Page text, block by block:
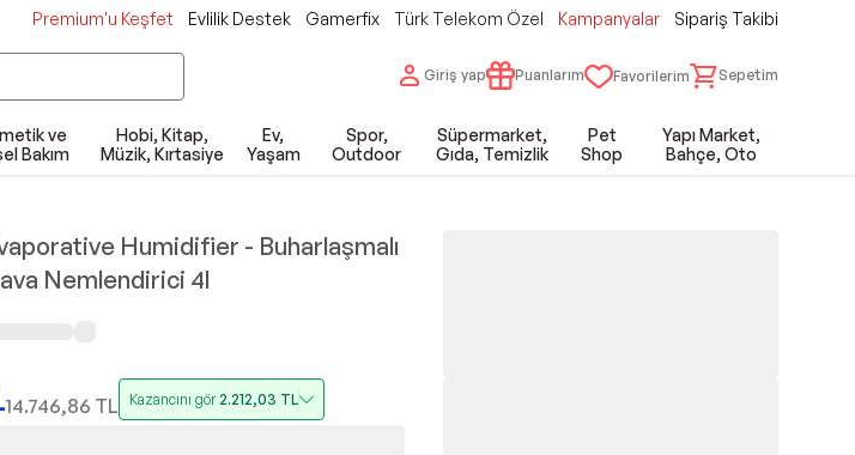
Premium'u Keşfet Evlilik Destek Gamerfix Türk Telekom Özel Kampanyalar Sipariş Takibi
Giriş yap Puanlarım Favorilerim Sepetim
ve
Bakım
Hobi, Kitap,
Müzik, Kırtasiye
Ev,
Yaşam
Spor,
Outdoor
Süpermarket,
Gıda, Temizlik
Pet
Shop
Yapı Market,
Bahçe, Oto
Humidifier - Buharlaşmalı
Nemlendirici 4l
14.746,86 TL Kazancını gör2.212,03 TL